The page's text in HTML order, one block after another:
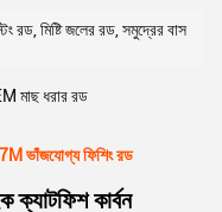
রড, মিষ্টি জলের রড, সমুদ্রের বাস
মাছ ধরার রড
ভাঁজযোগ্য ফিশিং রড
ক্যাটফিশ কার্বন